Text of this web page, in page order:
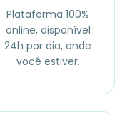
Plataforma 100%
online, disponível
24h por dia, onde
você estiver.